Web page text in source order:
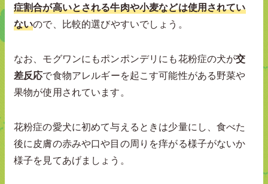
症割合が高いとされる牛肉や小麦などは使用されてい
ないので、比較的選びやすいでしょう。
なお、モグワンにもポンポンデリにも花粉症の犬が交
差反応で食物アレルギーを起こす可能性がある野菜や
果物が使用されています。
花粉症の愛犬に初めて与えるときは少量にし、食べた
後に皮膚の赤みや口や目の周りを痒がる様子がないか
様子を見てあげましょう。